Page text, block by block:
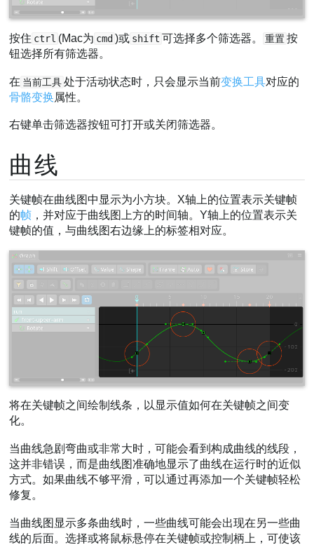
按住 ctrl (Mac为 cmd )或 shift 可选择多个筛选器。 重置 按
钮选择所有筛选器。
在 当前工具 处于活动状态时，只会显示当前变换工具对应的
骨骼变换属性。
右键单击筛选器按钮可打开或关闭筛选器。
曲线
关键帧在曲线图中显示为小方块。X轴上的位置表示关键帧
的帧 ，并对应于曲线图上方的时间轴。Y轴上的位置表示关
键帧的值，与曲线图右边缘上的标签相对应。
将在关键帧之间绘制线条，以显示值如何在关键帧之间变
化。
当曲线急剧弯曲或非常大时，可能会看到构成曲线的线段，
这并非错误，而是曲线图准确地显示了曲线在运行时的近似
方式。如果曲线不够平滑，可以通过再添加一个关键帧轻松
修复。
当曲线图显示多条曲线时，一些曲线可能会出现在另一些曲
线的后面。选择或将鼠标悬停在关键帧或控制柄上，可使该